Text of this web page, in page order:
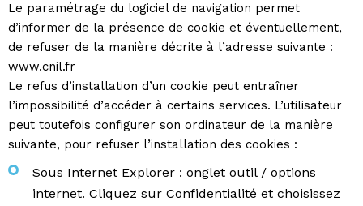
Le paramétrage du logiciel de navigation permet
d’informer de la présence de cookie et éventuellement,
de refuser de la manière décrite à l’adresse suivante :
www.cnil.fr
Le refus d’installation d’un cookie peut entraîner
l’impossibilité d’accéder à certains services. L’utilisateur
peut toutefois configurer son ordinateur de la manière
suivante, pour refuser l’installation des cookies :
Sous Internet Explorer : onglet outil / options
internet. Cliquez sur Confidentialité et choisissez